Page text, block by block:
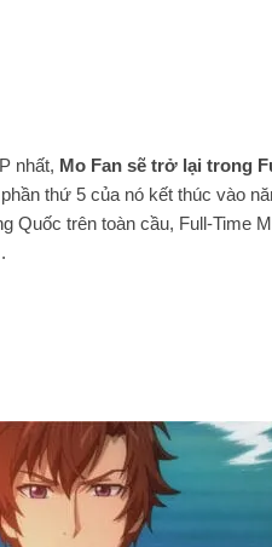
nhất, Mo Fan sẽ trở lại trong
thứ 5 của nó kết thúc vào
Quốc trên toàn cầu, Full-Time